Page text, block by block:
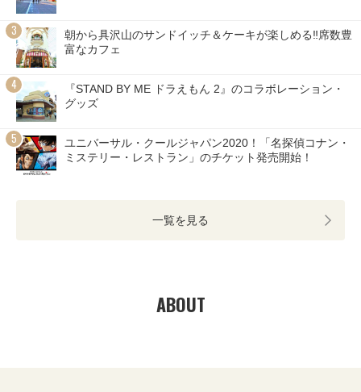
朝から具沢山のサンドイッチ＆ケーキが楽しめる‼席数豊
富なカフェ
『STAND BY ME ドラえもん 2』のコラボレーション・
グッズ
ユニバーサル・クールジャパン2020！「名探偵コナン・
ミステリー・レストラン」のチケット発売開始！
一覧を見る
ABOUT